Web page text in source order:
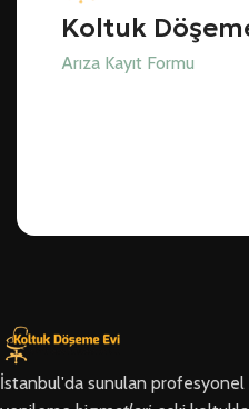
Koltuk
Arıza Kayıt Formu
İstanbul'da sunulan